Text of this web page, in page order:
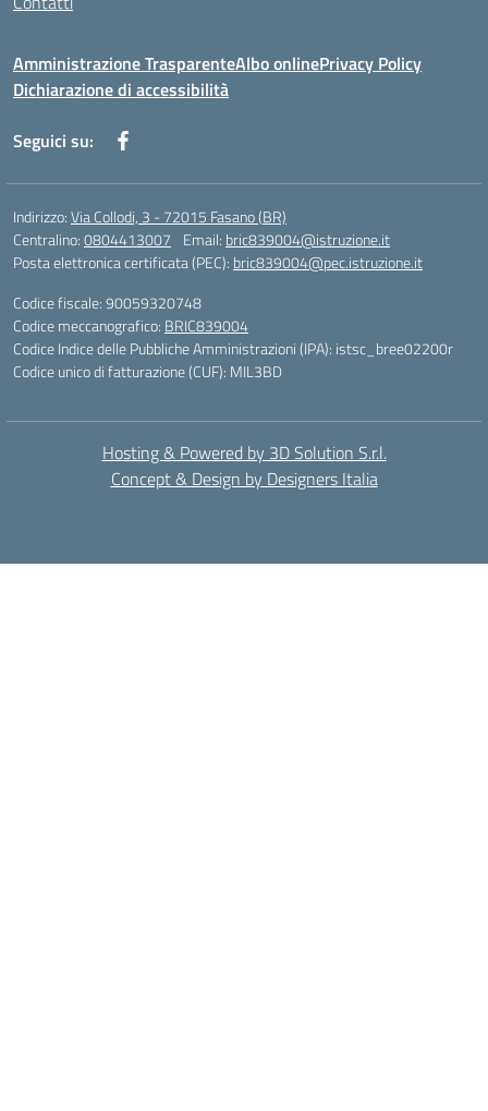
Amministrazione TrasparenteAlbo onlinePrivacy Policy
Dichiarazione di accessibilità
Seguici su:
Indirizzo:Via Collodi, 3 - 72015 Fasano (BR)
Centralino:0804413007 Email: bric839004@istruzione.it
Posta elettronica certificata (PEC): bric839004@pec.istruzione.it
Codice fiscale: 90059320748
Codice meccanografico: BRIC839004
Codice Indice delle Pubbliche Amministrazioni (IPA): istsc_bree02200r
Codice unico di fatturazione (CUF): MIL3BD
Hosting & Powered by 3D Solution S.r.l.
Concept & Design by Designers Italia